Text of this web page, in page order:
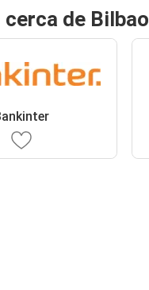
de Bilbao